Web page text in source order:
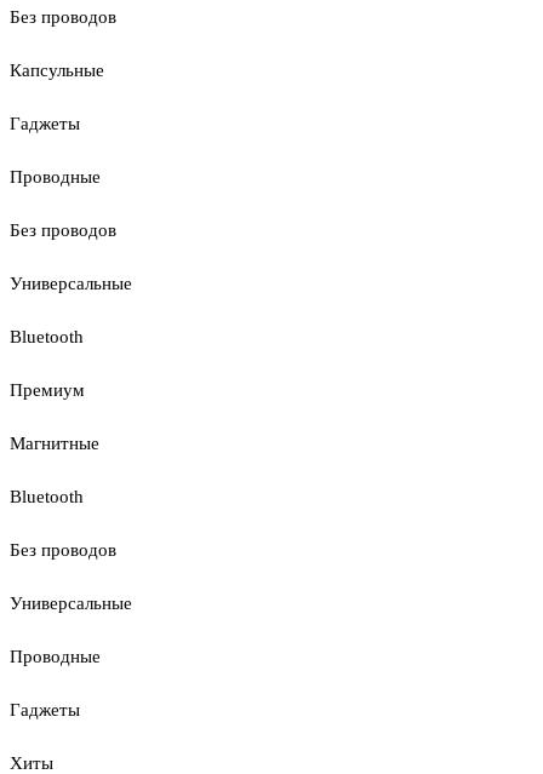
Без проводов
Капсульные
Гаджеты
Проводные
Без проводов
Универсальные
Bluetooth
Премиум
Магнитные
Bluetooth
Без проводов
Универсальные
Проводные
Гаджеты
Хиты